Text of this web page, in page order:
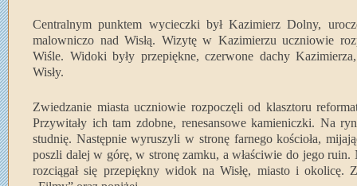
Centralnym punktem wycieczki był Kazimierz Dolny,
malowniczo nad Wisłą. Wizytę w Kazimierzu uczniowie
Wiśle. Widoki były przepiękne, czerwone dachy
Wisły.
Zwiedzanie miastauczniowie rozpoczęli od klasztoru
Przywitały ich tam zdobne, renesansowe kamieniczki. Na
studnię. Następnie wyruszyli w stronę farnego kościoła,
poszli dalej w górę, w stronę zamku, a właściwie do jego ruin.
rozciągał się przepiękny widok na Wisłę, miasto i okolicę.